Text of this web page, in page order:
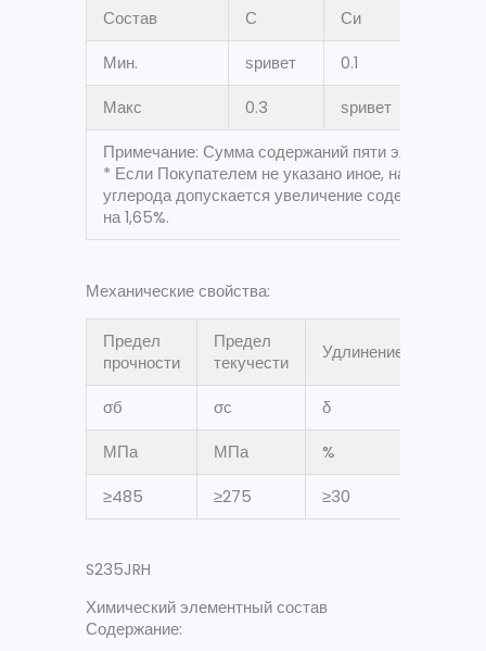
Состав С Си
Мин. ѕривет 0.1
Макс 0.3 ѕривет
Примечание: Сумма содержаний пяти элементов
* Если Покупателем не указано иное, на каждые
углерода допускается увеличение содержания
на 1,65%.
Механические свойства:
Предел
прочности
Предел
текучести
Удлинение
σб σс δ
МПа МПа %
≥485 ≥275 ≥30
S235JRH
Химический элементный состав
Содержание: